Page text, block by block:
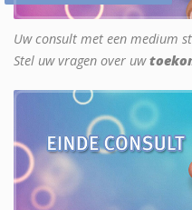
Uw consult met een medium
Stel uw vragen over uw